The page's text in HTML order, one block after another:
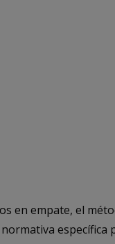
en empate, el
específica